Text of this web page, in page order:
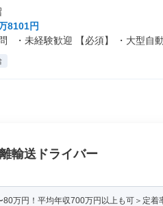
8101円
・未経験歓迎 【必須】 ・大型自動
輸送ドライバー
80万円！平均年収700万円以上も可＞定